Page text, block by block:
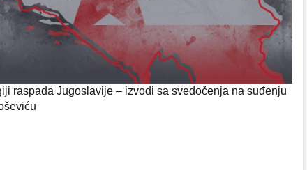
raspada Jugoslavije – izvodi sa svedočenja na suđenju